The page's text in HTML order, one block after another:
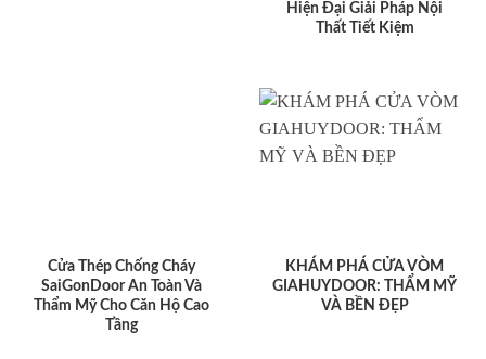
Hiện Đại Giải Pháp Nội
Thất Tiết Kiệm
Cửa Thép Chống Cháy
SaiGonDoor An Toàn Và
Thẩm Mỹ Cho Căn Hộ Cao
Tầng
KHÁM PHÁ CỬA VÒM
GIAHUYDOOR: THẨM MỸ
VÀ BỀN ĐẸP